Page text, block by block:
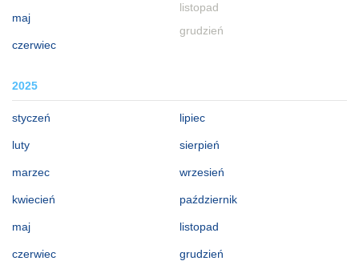
maj
czerwiec
listopad
grudzień
2025
styczeń
luty
marzec
kwiecień
maj
czerwiec
lipiec
sierpień
wrzesień
październik
listopad
grudzień